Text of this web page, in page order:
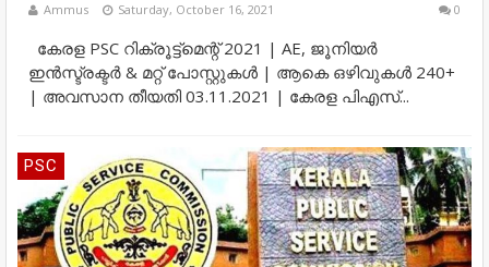
Ammus Saturday, October 16, 2021 0
കേരള PSC റിക്രൂട്ട്മെന്റ് 2021 | AE, ജൂനിയർ
ഇൻസ്ട്രക്ടർ & മറ്റ് പോസ്റ്റുകൾ | ആകെ ഒഴിവുകൾ 240+
| അവസാന തീയതി 03.11.2021 | കേരള പിഎസ്...
PSC